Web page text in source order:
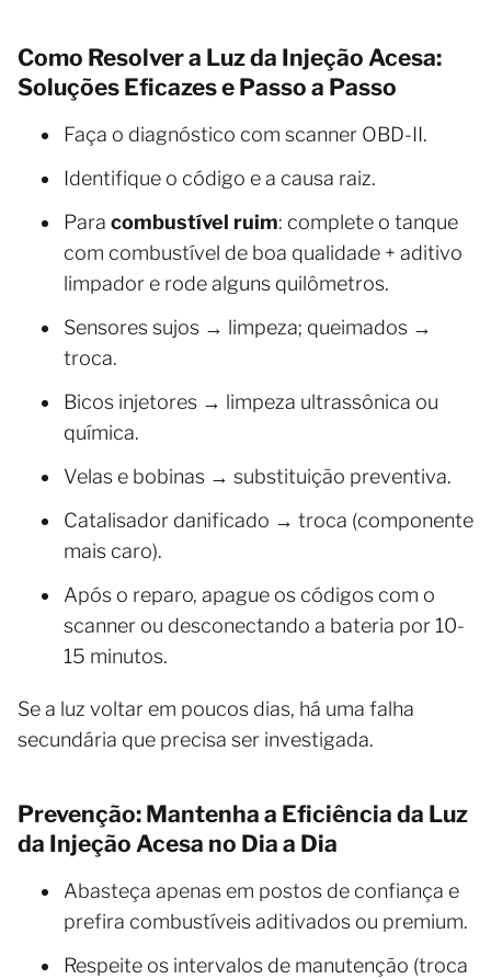
Como Resolver a Luz da Injeção Acesa:
Soluções Eficazes e Passo a Passo
Faça o diagnóstico com scanner OBD-II.
Identifique o código e a causa raiz.
Para combustível ruim: complete o tanque
com combustível de boa qualidade + aditivo
limpador e rode alguns quilômetros.
Sensores sujos → limpeza; queimados →
troca.
Bicos injetores → limpeza ultrassônica ou
química.
Velas e bobinas → substituição preventiva.
Catalisador danificado → troca (componente
mais caro).
Após o reparo, apague os códigos com o
scanner ou desconectando a bateria por 10-
15 minutos.
Se a luz voltar em poucos dias, há uma falha
secundária que precisa ser investigada.
Prevenção: Mantenha a Eficiência da Luz
da Injeção Acesa no Dia a Dia
Abasteça apenas em postos de confiança e
prefira combustíveis aditivados ou premium.
Respeite os intervalos de manutenção (troca